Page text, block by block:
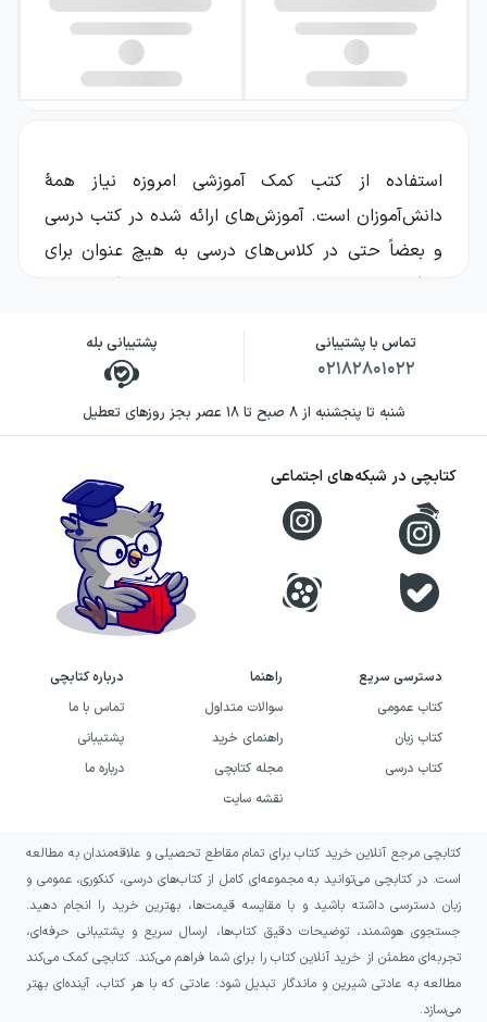
استفاده از کتب کمک آموزشی امروزه نیاز همهٔ
دانش‌آموزان است. آموزش‌های ارائه شده در کتب درسی
و بعضاً حتی در کلاس‌های درسی به هیچ عنوان برای
یادگیری کامل مباحث و بالا بردن تسلط بر آن‌ها کافی
کمک آموزشی متنوعی نیاز دارند تا آموخته‌های خود را
تثبیت کرده و از طریق تمرین کردن و پاسخ دادن به
سؤالات فراوان، تسلط خود را بالا ببرند. در حال حاضر
مختلف در دسترس است. هر کدام از این کتاب‌ها مزایا
و کاربردهای مخصوص به خود را دارند. یکی از
برجسته‌ترین و محبوب‌ترین انتشارات کتب کمک
آموزشی، انتشاراتخیلی سبز
است. این انتشارات به
دلیل ارائهٔ آموزش و بانک سؤال‌های بسیار با کیفیت در
کنار تمرکز بی‌نظیر بر روی جذابیت ظاهری کتاب‌ها
بسیار محبوب شده است. این انتشارات با در نظرگیری
اهداف آموزشی گوناگون، مجموعه کتب مختلفی اعم از
سری‌های
، جامع، چند کنکور، جمع‌بندی، فصل
شگفت‌انگیز، شب امتحان،
و درسام، تیزهوشان و… را در اختیار دانش‌آموزان قرار
داده است. در ادامه، سری مجموعهٔ نردبام از این
انتشارات معرفی شده است.
هدف آموزشی کتاب‌های مجموعهٔ
نردبام از انتشارات خیلی سبز و
تماس با پشتیبانی
۰۲۱۸۲۸۰۱۰۲۲
پشتیبانی بله
شنبه تا پنجشنبه از ۸ صبح تا ۱۸ عصر بجز روزهای تعطیل
دسترسی سریع
کتاب عمومی
کتاب زبان
کتاب درسی
راهنما
سوالات متداول
راهنمای خرید
مجله کتابچی
نقشه سایت
درباره کتابچی
تماس با ما
پشتیبانی
درباره ما
کتابچی در شبکه‌های اجتماعی
کتابچی مرجع آنلاین خرید کتاب برای تمام مقاطع تحصیلی و علاقه‌مندان به مطالعه
است. در کتابچی می‌توانید به مجموعه‌ای کامل از کتاب‌های درسی، کنکوری، عمومی و
زبان دسترسی داشته باشید و با مقایسه قیمت‌ها، بهترین خرید را انجام دهید.
جستجوی هوشمند، توضیحات دقیق کتاب‌ها، ارسال سریع و پشتیبانی حرفه‌ای،
تجربه‌ای مطمئن از خرید آنلاین کتاب را برای شما فراهم می‌کند. کتابچی کمک می‌کند
مطالعه به عادتی شیرین و ماندگار تبدیل شود؛ عادتی که با هر کتاب، آینده‌ای بهتر
می‌سازد.